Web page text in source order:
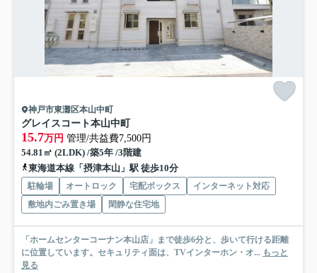
神戸市東灘区本山中町
グレイスコート本山中町
15.7万円 管理/共益費7,500円
54.81㎡ (2LDK) /築5年 /3階建
東海道本線「摂津本山」駅 徒歩10分
駐輪場 オートロック 宅配ボックス
インターネット対応
敷地内ごみ置き場
閑静な住宅地
「ホームセンターコーナン本山店」まで徒歩6分と、歩いて行ける距離
に位置しています。セキュリティ面は、TVインターホン・オ... もっと
見る